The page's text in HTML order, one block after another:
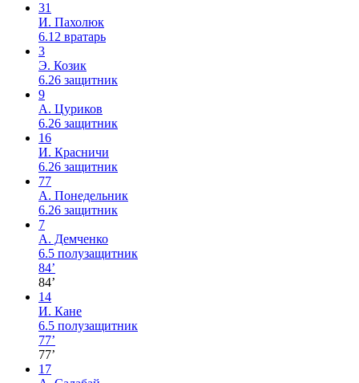
31
И. Пахолюк
6.12 вратарь
3
Э. Козик
6.26 защитник
9
А. Цуриков
6.26 защитник
16
И. Красничи
6.26 защитник
77
А. Понедельник
6.26 защитник
7
А. Демченко
6.5 полузащитник
84’
84’
14
И. Кане
6.5 полузащитник
77’
77’
17